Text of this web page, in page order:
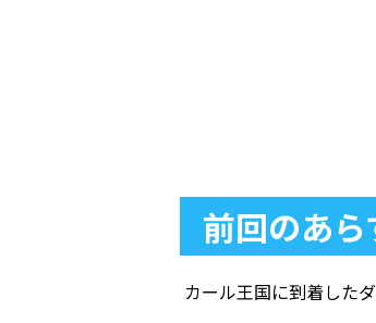
前回のあら
カール王国に到着したダ